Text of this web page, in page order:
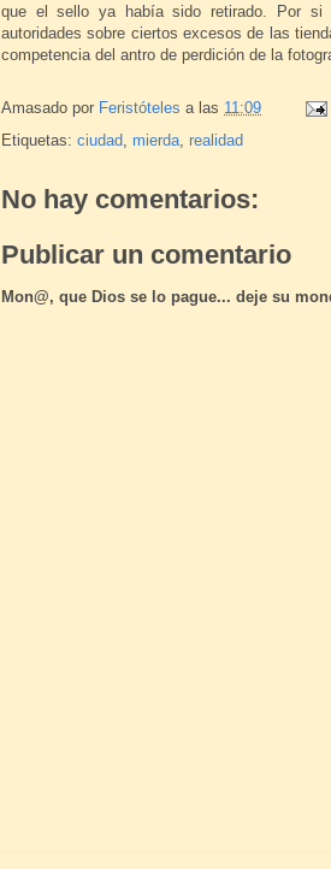
que el sello ya había sido retirado. Por
autoridades sobre ciertos excesos de las
competencia del antro de perdición de la
Amasado por Feristóteles a las 11:09
Etiquetas: ciudad, mierda, realidad
No hay comentarios:
Publicar un comentario
Mon@, que Dios se lo pague... deje su